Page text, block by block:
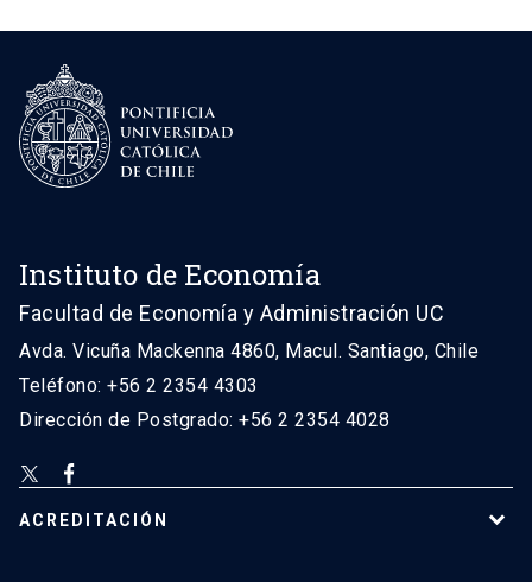
Instituto de Economía
Facultad de Economía y Administración UC
Avda. Vicuña Mackenna 4860, Macul. Santiago, Chile
Teléfono: +56 2 2354 4303
Dirección de Postgrado: +56 2 2354 4028
ACREDITACIÓN